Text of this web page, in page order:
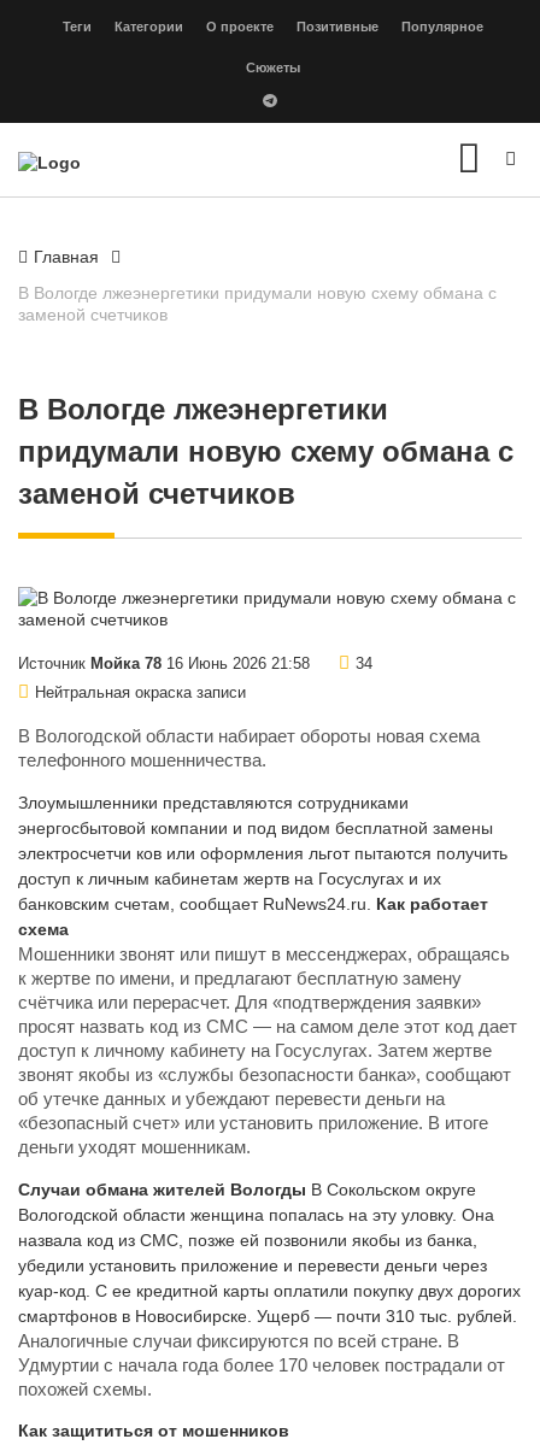
Теги Категории О проекте Позитивные Популярное
Сюжеты
Главная
В Вологде лжеэнергетики придумали новую схему обмана с
заменой счетчиков
В Вологде лжеэнергетики
придумали новую схему обмана с
заменой счетчиков
Источник Мойка 78 16 Июнь 2026 21:58
34
Нейтральная окраска записи
В Вологодской области набирает обороты новая схема
телефонного мошенничества.
Злоумышленники представляются сотрудниками
энергосбытовой компании и под видом бесплатной замены
электросчетчи ков или оформления льгот пытаются получить
доступ к личным кабинетам жертв на Госуслугах и их
банковским счетам, сообщает RuNews24.ru. Как работает
схема
Мошенники звонят или пишут в мессенджерах, обращаясь
к жертве по имени, и предлагают бесплатную замену
счётчика или перерасчет. Для «подтверждения заявки»
просят назвать код из СМС — на самом деле этот код дает
доступ к личному кабинету на Госуслугах. Затем жертве
звонят якобы из «службы безопасности банка», сообщают
об утечке данных и убеждают перевести деньги на
«безопасный счет» или установить приложение. В итоге
деньги уходят мошенникам.
Случаи обмана жителей Вологды В Сокольском округе
Вологодской области женщина попалась на эту уловку. Она
назвала код из СМС, позже ей позвонили якобы из банка,
убедили установить приложение и перевести деньги через
куар-код. С ее кредитной карты оплатили покупку двух дорогих
смартфонов в Новосибирске. Ущерб — почти 310 тыс. рублей.
Аналогичные случаи фиксируются по всей стране. В
Удмуртии с начала года более 170 человек пострадали от
похожей схемы.
Как защититься от мошенников